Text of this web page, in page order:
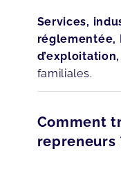
Services,
réglementée,
familiales.
Comment
repreneurs